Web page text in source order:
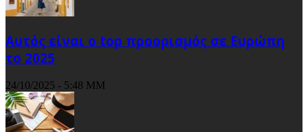
Αυτός είναι ο top προορισμός σε Ευρώπη
το 2025
24/10/2025 - 5:48 ΜΜ